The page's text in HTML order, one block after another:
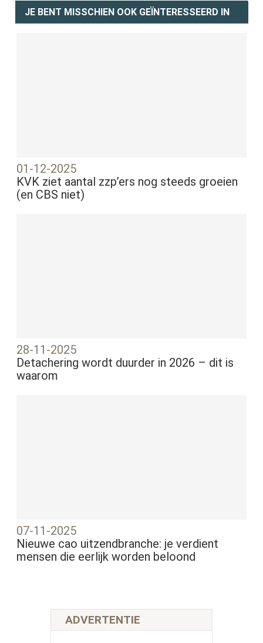
JE BENT MISSCHIEN OOK GEÏNTERESSEERD IN
01-12-2025
KVK ziet aantal zzp’ers nog steeds groeien
(en CBS niet)
28-11-2025
Detachering wordt duurder in 2026 – dit is
waarom
07-11-2025
Nieuwe cao uitzendbranche: je verdient
mensen die eerlijk worden beloond
ADVERTENTIE